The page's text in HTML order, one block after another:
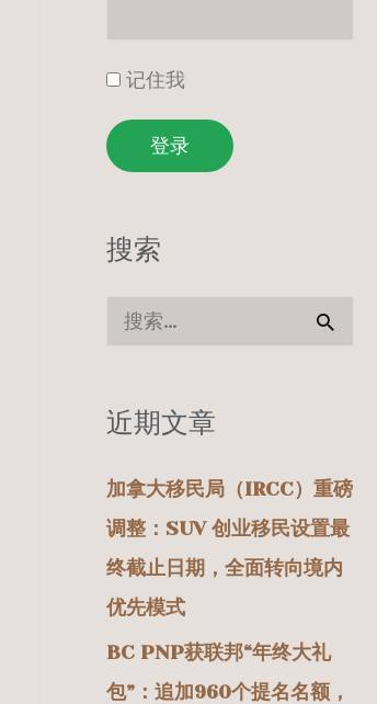
记住我
登录
搜索
搜
：
近期文章
加拿大移民局（IRCC）重磅
调整：SUV 创业移民设置最
终截止日期，全面转向境内
优先模式
BC PNP获联邦“年终大礼
包”：追加960个提名名额，